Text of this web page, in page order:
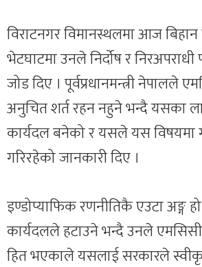
विराटनगर विमानस्थलमा आज
भेटघाटमा उनले निर्दोष र
जोड दिए । पूर्वप्रधानमन्त्री नेपालले
अनुचित शर्त रहन नहुने भन्दै यसका
कार्यदल बनेको र यसले यस
गरिरहेको जानकारी दिए ।
इण्डोप्याफिक रणनीतिकै एउटा अङ्ग
कार्यदलले हटाउने भन्दै उनले
हित भएकाले यसलाई सरकारले